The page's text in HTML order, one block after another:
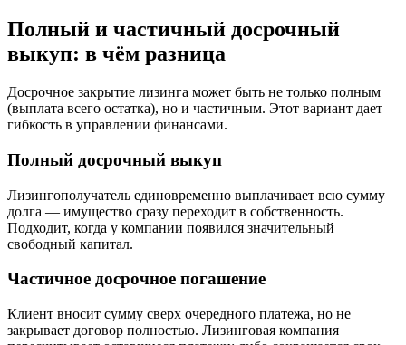
Полный и частичный досрочный
выкуп: в чём разница
Досрочное закрытие лизинга может быть не только полным
(выплата всего остатка), но и частичным. Этот вариант дает
гибкость в управлении финансами.
Полный досрочный выкуп
Лизингополучатель единовременно выплачивает всю сумму
долга — имущество сразу переходит в собственность.
Подходит, когда у компании появился значительный
свободный капитал.
Частичное досрочное погашение
Клиент вносит сумму сверх очередного платежа, но не
закрывает договор полностью. Лизинговая компания